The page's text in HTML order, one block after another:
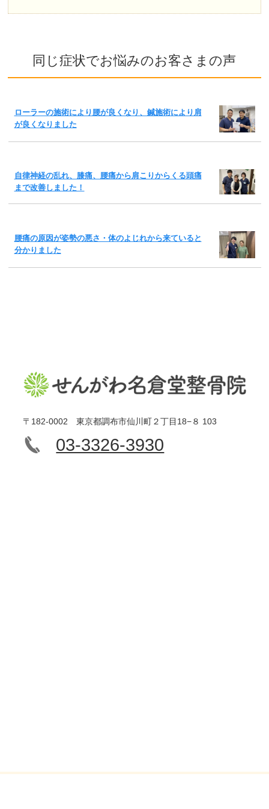
同じ症状でお悩みのお客さまの声
ローラーの施術により腰が良くなり、鍼施術により肩
が良くなりました
自律神経の乱れ、膝痛、腰痛から肩こりからくる頭痛
まで改善しました！
腰痛の原因が姿勢の悪さ・体のよじれから来ていると
分かりました
〒182-0002 東京都調布市仙川町２丁目18−８ 103
03-3326-3930